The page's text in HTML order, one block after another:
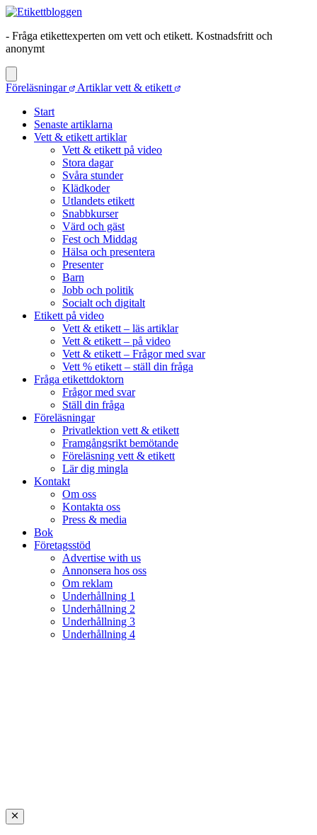
- Fråga etikettexperten om vett och etikett. Kostnadsfritt och
anonymt
Föreläsningar
Artiklar vett & etikett
Start
Senaste artiklarna
Vett & etikett artiklar
Vett & etikett på video
Stora dagar
Svåra stunder
Klädkoder
Utlandets etikett
Snabbkurser
Värd och gäst
Fest och Middag
Hälsa och presentera
Presenter
Barn
Jobb och politik
Socialt och digitalt
Etikett på video
Vett & etikett – läs artiklar
Vett & etikett – på video
Vett & etikett – Frågor med svar
Vett % etikett – ställ din fråga
Fråga etikettdoktorn
Frågor med svar
Ställ din fråga
Föreläsningar
Privatlektion vett & etikett
Framgångsrikt bemötande
Föreläsning vett & etikett
Lär dig mingla
Kontakt
Om oss
Kontakta oss
Press & media
Bok
Företagsstöd
Advertise with us
Annonsera hos oss
Om reklam
Underhållning 1
Underhållning 2
Underhållning 3
Underhållning 4